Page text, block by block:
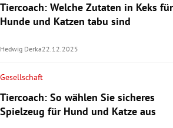
Tiercoach: Welche Zutaten in Keks für
Hunde und Katzen tabu sind
Hedwig Derka22.12.2025
Gesellschaft
Tiercoach: So wählen Sie sicheres
Spielzeug für Hund und Katze aus